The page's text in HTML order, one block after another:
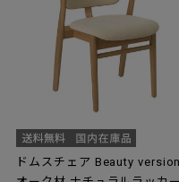
ドムスチェア Beauty